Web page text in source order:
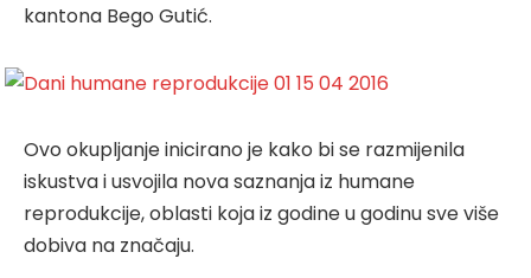
kantona Bego Gutić.
Ovo okupljanje inicirano je kako bi se razmijenila
iskustva i usvojila nova saznanja iz humane
reprodukcije, oblasti koja iz godine u godinu sve više
dobiva na značaju.